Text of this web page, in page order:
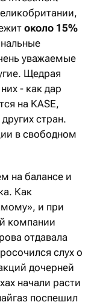
около 15%
уважаемые
Щедрая
- как дар
на KASE,
стран.
в свободном
на балансе и
Как
и при
компании
отдавала
слух о
дочерней
начали расти
поспешил